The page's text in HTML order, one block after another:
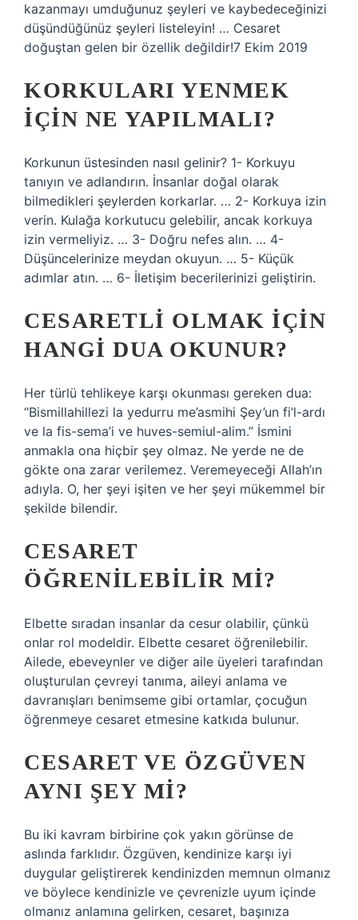
kazanmayı umduğunuz şeyleri ve kaybedeceğinizi
düşündüğünüz şeyleri listeleyin! … Cesaret
doğuştan gelen bir özellik değildir!7 Ekim 2019
KORKULARI YENMEK
IÇIN NE YAPILMALI?
Korkunun üstesinden nasıl gelinir? 1- Korkuyu
tanıyın ve adlandırın. İnsanlar doğal olarak
bilmedikleri şeylerden korkarlar. … 2- Korkuya izin
verin. Kulağa korkutucu gelebilir, ancak korkuya
izin vermeliyiz. … 3- Doğru nefes alın. … 4-
Düşüncelerinize meydan okuyun. … 5- Küçük
adımlar atın. … 6- İletişim becerilerinizi geliştirin.
CESARETLI OLMAK IÇIN
HANGI DUA OKUNUR?
Her türlü tehlikeye karşı okunması gereken dua:
“Bismillahillezi la yedurru me’asmihi Şey’un fi’l-ardı
ve la fis-sema’i ve huves-semiul-alim.” İsmini
anmakla ona hiçbir şey olmaz. Ne yerde ne de
gökte ona zarar verilemez. Veremeyeceği Allah’ın
adıyla. O, her şeyi işiten ve her şeyi mükemmel bir
şekilde bilendir.
CESARET
ÖĞRENILEBILIR MI?
Elbette sıradan insanlar da cesur olabilir, çünkü
onlar rol modeldir. Elbette cesaret öğrenilebilir.
Ailede, ebeveynler ve diğer aile üyeleri tarafından
oluşturulan çevreyi tanıma, aileyi anlama ve
davranışları benimseme gibi ortamlar, çocuğun
öğrenmeye cesaret etmesine katkıda bulunur.
CESARET VE ÖZGÜVEN
AYNI ŞEY MI?
Bu iki kavram birbirine çok yakın görünse de
aslında farklıdır. Özgüven, kendinize karşı iyi
duygular geliştirerek kendinizden memnun olmanız
ve böylece kendinizle ve çevrenizle uyum içinde
olmanız anlamına gelirken, cesaret, başınıza